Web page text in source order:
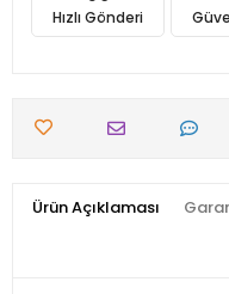
Hızlı Gönderi
Ürün Açıklaması